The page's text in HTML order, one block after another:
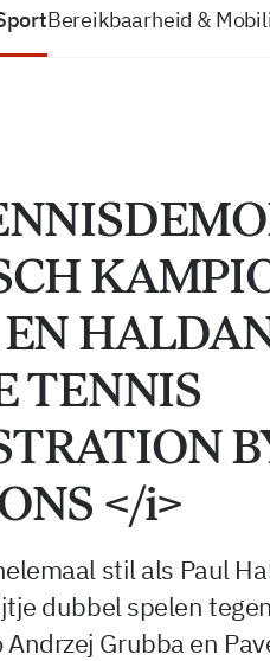
Bereikbaarheid &
TENNIS
</i>
stil als Paul
dubbel spelen
Grubba en